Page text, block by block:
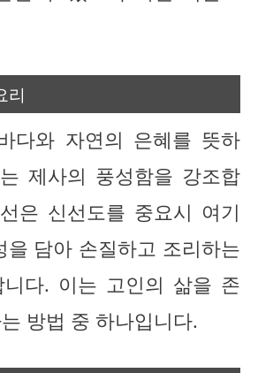
리
다와 자연의 은혜를 뜻하
제사의 풍성함을 강조합
은 신선도를 중요시 여기
을 담아 손질하고 조리하는
니다. 이는 고인의 삶을 존
방법 중 하나입니다.